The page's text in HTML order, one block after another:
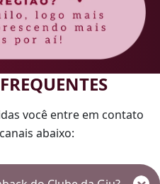
você entre em contato
abaixo: